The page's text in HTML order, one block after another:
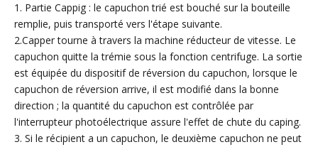
1. Partie Cappig : le capuchon trié est bouché sur la bouteille
remplie, puis transporté vers l'étape suivante.
2.Capper tourne à travers la machine réducteur de vitesse. Le
capuchon quitte la trémie sous la fonction centrifuge. La sortie
est équipée du dispositif de réversion du capuchon, lorsque le
capuchon de réversion arrive, il est modifié dans la bonne
direction ; la quantité du capuchon est contrôlée par
l'interrupteur photoélectrique assure l'effet de chute du caping.
3. Si le récipient a un capuchon, le deuxième capuchon ne peut